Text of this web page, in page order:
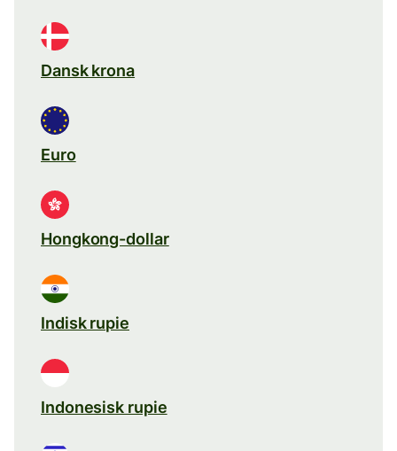
Dansk krona
Euro
Hongkong-dollar
Indisk rupie
Indonesisk rupie